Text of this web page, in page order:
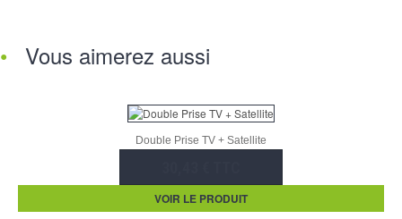
Vous aimerez aussi
Double Prise TV + Satellite
VOIR LE PRODUIT